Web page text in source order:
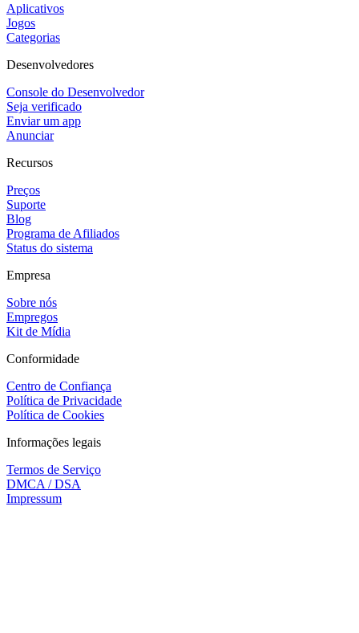
Aplicativos
Jogos
Categorias
Desenvolvedores
Console do Desenvolvedor
Seja verificado
Enviar um app
Anunciar
Recursos
Preços
Suporte
Blog
Programa de Afiliados
Status do sistema
Empresa
Sobre nós
Empregos
Kit de Mídia
Conformidade
Centro de Confiança
Política de Privacidade
Política de Cookies
Informações legais
Termos de Serviço
DMCA / DSA
Impressum